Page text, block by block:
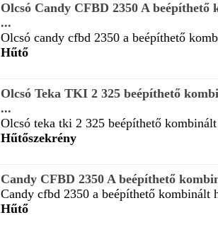
Olcsó Candy CFBD 2350 A beépíthető
...
Olcsó candy cfbd 2350 a beépíthető
Hűtő
Olcsó Teka TKI 2 325 beépíthető
...
Olcsó teka tki 2 325 beépíthető
Hűtőszekrény
Candy CFBD 2350 A beépíthető
Candy cfbd 2350 a beépíthető kombinált
Hűtő